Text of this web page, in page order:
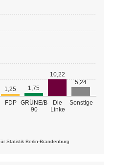
FDP GRÜNE/B
90
Die
Linke
Sonstige
1,25 1,75
10,22
5,24
Statistik Berlin-Brandenburg